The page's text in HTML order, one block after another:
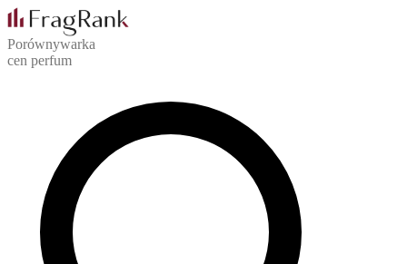
Porównywarka
cen perfum